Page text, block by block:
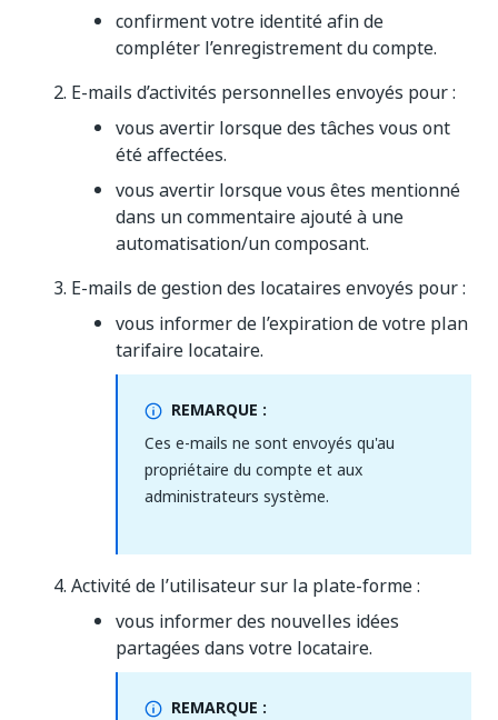
confirment votre identité afin de
compléter l’enregistrement du compte.
E-mails d’activités personnelles envoyés pour :
vous avertir lorsque des tâches vous ont
été affectées.
vous avertir lorsque vous êtes mentionné
dans un commentaire ajouté à une
automatisation/un composant.
E-mails de gestion des locataires envoyés pour :
vous informer de l’expiration de votre plan
tarifaire locataire.
REMARQUE :
Ces e-mails ne sont envoyés qu'au
propriétaire du compte et aux
administrateurs système.
Activité de l’utilisateur sur la plate-forme :
vous informer des nouvelles idées
partagées dans votre locataire.
REMARQUE :